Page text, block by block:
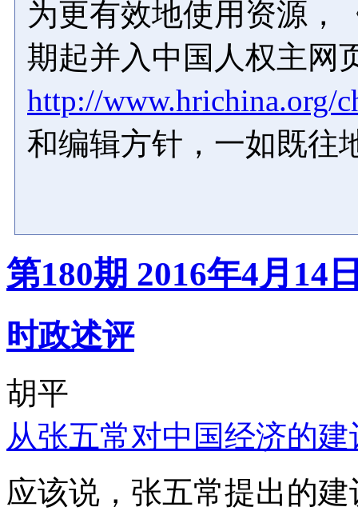
为更有效地使用资源，
期起并入中国人权主网
http://www.hrichina.org/
和编辑方针，一如既往
第180期 2016年4月14
时政述评
胡平
从张五常对中国经济的
应该说，张五常提出的